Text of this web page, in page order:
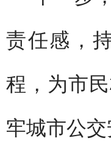
责任感，
程，为市
牢城市公交